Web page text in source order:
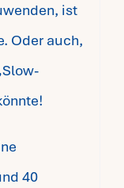
ist
Oder auch,
40